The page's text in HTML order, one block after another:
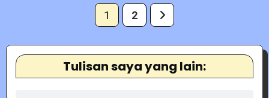
pagination
1 2
Tulisan saya yang lain: